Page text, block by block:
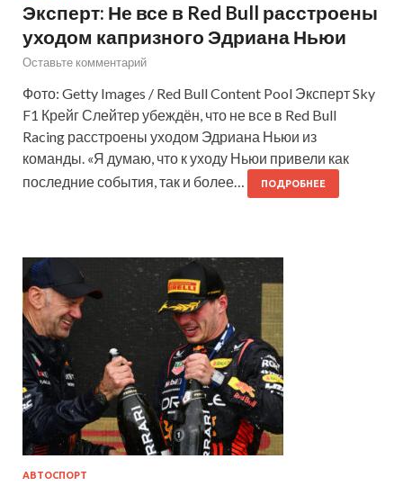
Эксперт: Не все в Red Bull расстроены
уходом капризного Эдриана Ньюи
Оставьте комментарий
Фото: Getty Images / Red Bull Content Pool Эксперт Sky
F1 Крейг Слейтер убеждён, что не все в Red Bull
Racing расстроены уходом Эдриана Ньюи из
команды. «Я думаю, что к уходу Ньюи привели как
последние события, так и более…
ПОДРОБНЕЕ
АВТОСПОРТ